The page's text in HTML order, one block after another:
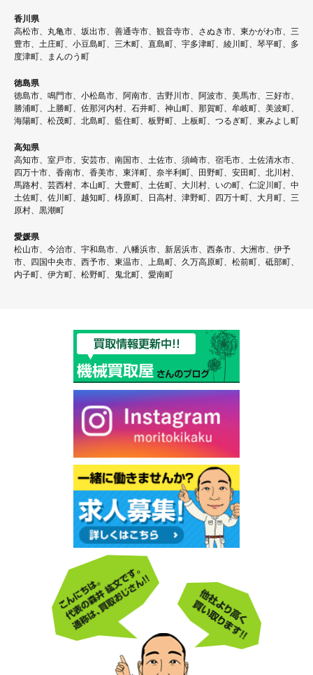
香川県
高松市、丸亀市、坂出市、善通寺市、観音寺市、さぬき市、東かがわ市、三
豊市、土庄町、小豆島町、三木町、直島町、宇多津町、綾川町、琴平町、多
度津町、まんのう町
徳島県
徳島市、鳴門市、小松島市、阿南市、吉野川市、阿波市、美馬市、三好市、
勝浦町、上勝町、佐那河内村、石井町、神山町、那賀町、牟岐町、美波町、
海陽町、松茂町、北島町、藍住町、板野町、上板町、つるぎ町、東みよし町
高知県
高知市、室戸市、安芸市、南国市、土佐市、須崎市、宿毛市、土佐清水市、
四万十市、香南市、香美市、東洋町、奈半利町、田野町、安田町、北川村、
馬路村、芸西村、本山町、大豊町、土佐町、大川村、いの町、仁淀川町、中
土佐町、佐川町、越知町、梼原町、日高村、津野町、四万十町、大月町、三
原村、黒潮町
愛媛県
松山市、今治市、宇和島市、八幡浜市、新居浜市、西条市、大洲市、伊予
市、四国中央市、西予市、東温市、上島町、久万高原町、松前町、砥部町、
内子町、伊方町、松野町、鬼北町、愛南町